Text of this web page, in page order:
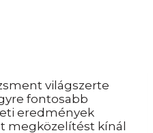
világszerte
fontosabb
eredmények
megközelítést kínál